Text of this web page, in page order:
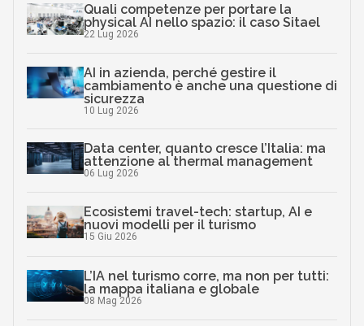
Quali competenze per portare la
physical AI nello spazio: il caso Sitael
22 Lug 2026
AI in azienda, perché gestire il
cambiamento è anche una questione di
sicurezza
10 Lug 2026
Data center, quanto cresce l’Italia: ma
attenzione al thermal management
06 Lug 2026
Ecosistemi travel-tech: startup, AI e
nuovi modelli per il turismo
15 Giu 2026
L’IA nel turismo corre, ma non per tutti:
la mappa italiana e globale
08 Mag 2026